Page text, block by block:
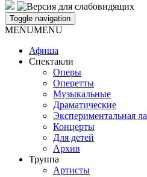
Toggle navigation
MENUMENU
Афиша
Спектакли
Оперы
Оперетты
Музыкальные
Драматические
Экспериментальная
Концерты
Для детей
Архив
Труппа
Артисты